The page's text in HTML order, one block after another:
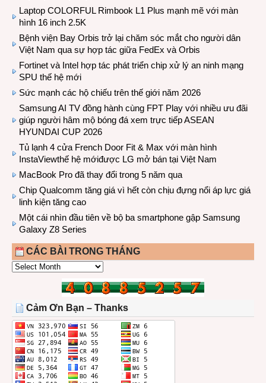
Laptop COLORFUL Rimbook L1 Plus mạnh mẽ với màn
hình 16 inch 2.5K
Bệnh viện Bay Orbis trở lại chăm sóc mắt cho người dân
Việt Nam qua sự hợp tác giữa FedEx và Orbis
Fortinet và Intel hợp tác phát triển chip xử lý an ninh mạng
SPU thế hệ mới
Sức mạnh các hộ chiếu trên thế giới năm 2026
Samsung AI TV đồng hành cùng FPT Play với nhiều ưu đãi
giúp người hâm mộ bóng đá xem trực tiếp ASEAN
HYUNDAI CUP 2026
Tủ lạnh 4 cửa French Door Fit & Max với màn hình
InstaViewthế hệ mớiđược LG mở bán tại Việt Nam
MacBook Pro đã thay đổi trong 5 năm qua
Chip Qualcomm tăng giá vì hết còn chịu đựng nổi áp lực giá
linh kiện tăng cao
Một cái nhìn đầu tiên về bộ ba smartphone gập Samsung
Galaxy Z8 Series
CÁC BÀI TRONG THÁNG
CÁC
THÁNG
Cảm Ơn Bạn – Thanks